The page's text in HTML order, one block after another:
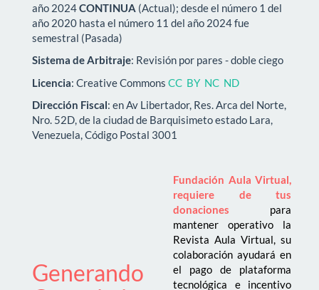
año 2024CONTINUA (Actual); desde el número 1 del
año 2020 hasta el número 11 del año 2024 fue
semestral (Pasada)
Sistema de Arbitraje: Revisión por pares - doble ciego
Licencia: Creative Commons CC BY NC ND
Dirección Fiscal: en Av Libertador, Res. Arca del Norte,
Nro. 52D, de la ciudad de Barquisimeto estado Lara,
Venezuela, Código Postal 3001
Generando
Fundación Aula Virtual,
requiere de tus
donaciones
para
mantener operativo la
Revista Aula Virtual, su
colaboración ayudará en
el pago de plataforma
tecnológica e incentivo